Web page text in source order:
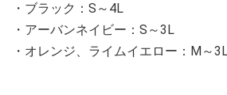
・ブラック：S～4L
・アーバンネイビー：S～3L
・オレンジ、ライムイエロー：M～